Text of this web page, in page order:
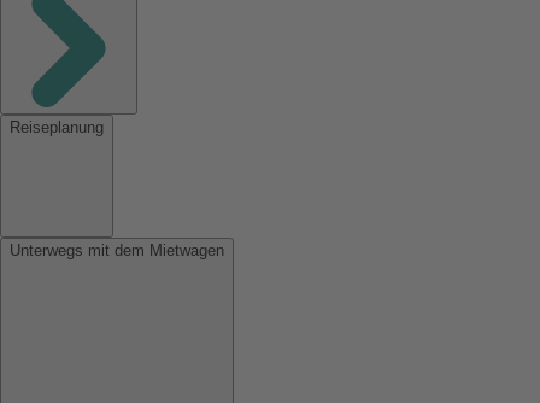
Reiseplanung
Unterwegs mit dem Mietwagen